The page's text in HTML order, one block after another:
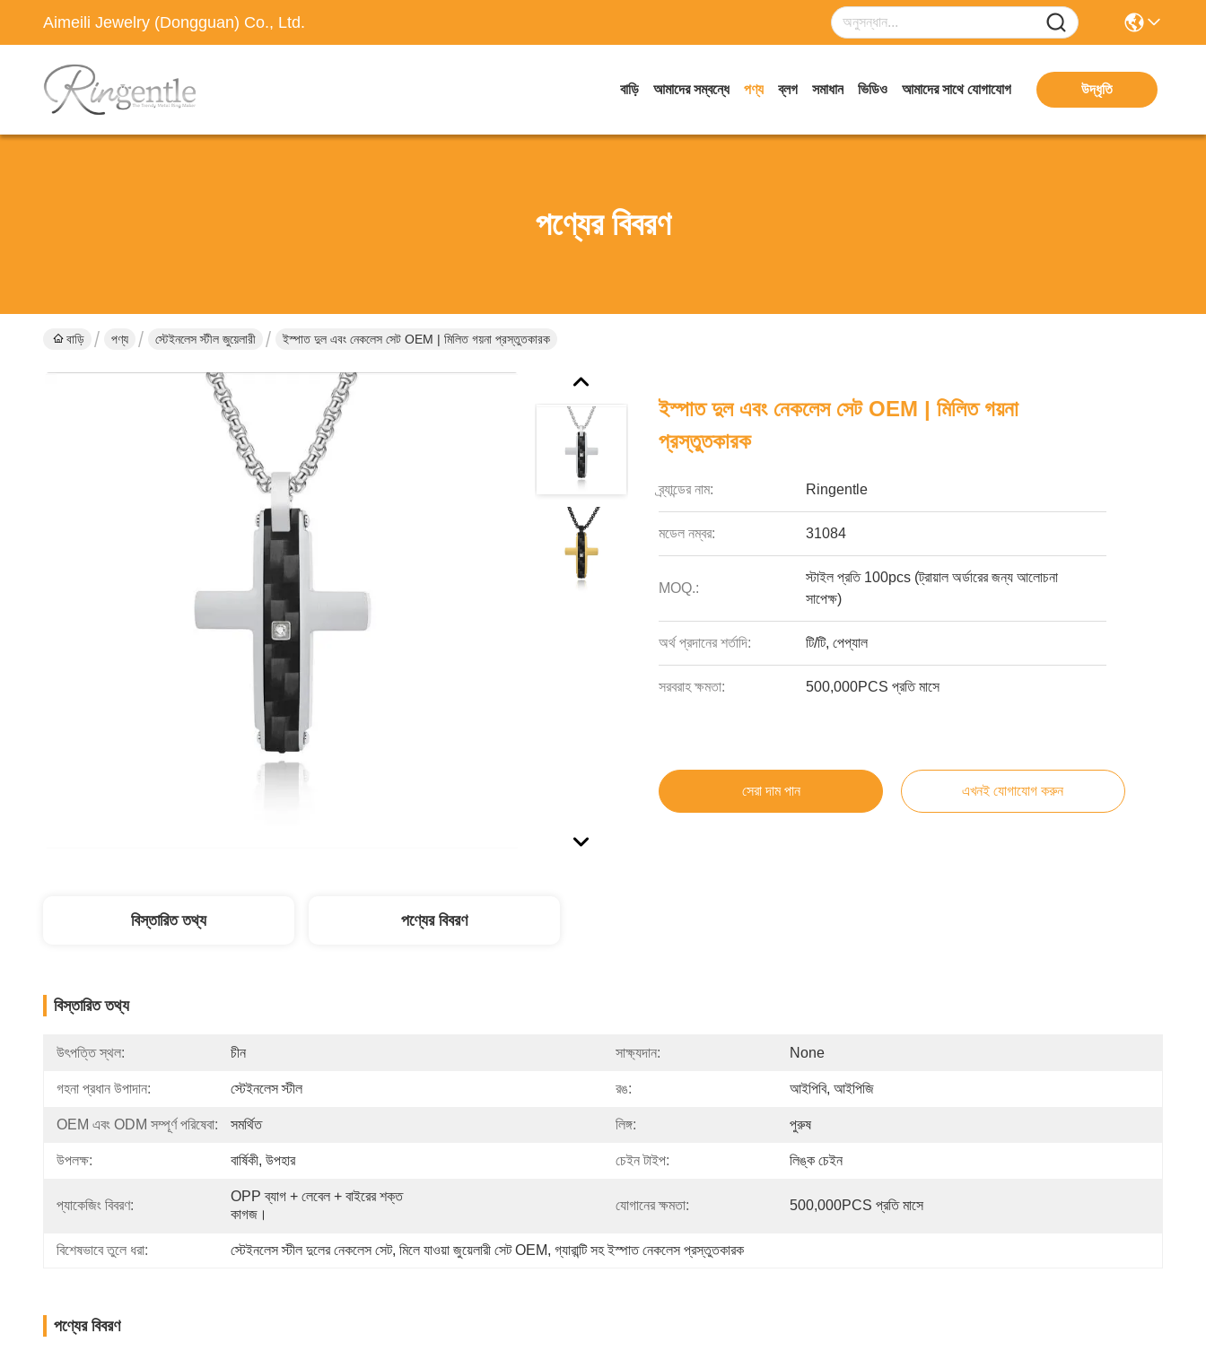
Aimeili Jewelry (Dongguan) Co., Ltd.
বাড়ি আমাদের সম্বন্ধে পণ্য ব্লগ সমাধান ভিডিও আমাদের সাথে যোগাযোগ উদ্ধৃতি
পণ্যের বিবরণ
বাড়ি পণ্য স্টেইনলেস স্টীল জুয়েলারী ইস্পাত দুল এবং নেকলেস সেট OEM | মিলিত গয়না প্রস্তুতকারক
ইস্পাত দুল এবং নেকলেস সেট OEM | মিলিত গয়না
প্রস্তুতকারক
ব্র্যান্ডের নাম: Ringentle
মডেল নম্বর: 31084
MOQ.:
স্টাইল প্রতি 100pcs (ট্রায়াল অর্ডারের জন্য আলোচনা
সাপেক্ষ)
অর্থ প্রদানের শর্তাদি: টি/টি, পেপ্যাল
সরবরাহ ক্ষমতা: 500,000PCS প্রতি মাসে
সেরা দাম পান এখনই যোগাযোগ করুন
বিস্তারিত তথ্য পণ্যের বিবরণ
বিস্তারিত তথ্য
উৎপত্তি স্থল: চীন সাক্ষ্যদান: None
গহনা প্রধান উপাদান: স্টেইনলেস স্টীল রঙ: আইপিবি, আইপিজি
OEM এবং ODM সম্পূর্ণ পরিষেবা: সমর্থিত লিঙ্গ: পুরুষ
উপলক্ষ: বার্ষিকী, উপহার চেইন টাইপ: লিঙ্ক চেইন
প্যাকেজিং বিবরণ:
OPP ব্যাগ + লেবেল + বাইরের শক্ত
কাগজ।
যোগানের ক্ষমতা: 500,000PCS প্রতি মাসে
বিশেষভাবে তুলে ধরা: স্টেইনলেস স্টীল দুলের নেকলেস সেট, মিলে যাওয়া জুয়েলারী সেট OEM, গ্যারান্টি সহ ইস্পাত নেকলেস প্রস্তুতকারক
পণ্যের বিবরণ